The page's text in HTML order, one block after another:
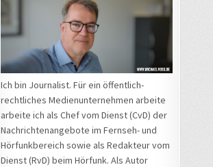
Ich bin Journalist. Für ein öffentlich-
rechtliches Medienunternehmen arbeite
arbeite ich als Chef vom Dienst (CvD) der
Nachrichtenangebote im Fernseh- und
Hörfunkbereich sowie als Redakteur vom
Dienst (RvD) beim Hörfunk. Als Autor